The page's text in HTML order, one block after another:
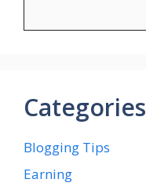
Categories
Blogging Tips
Earning